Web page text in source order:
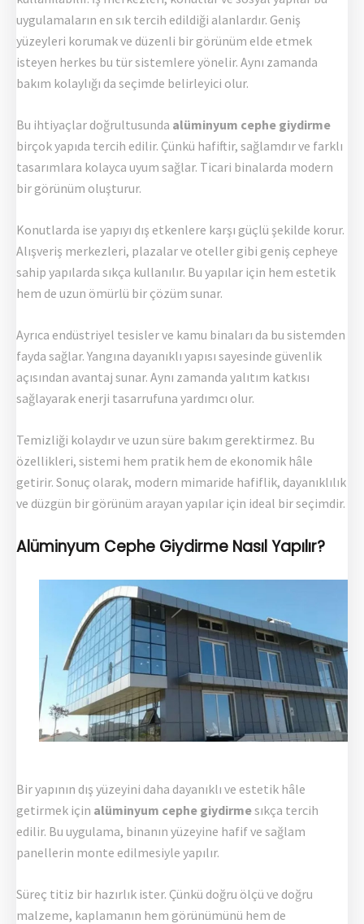
uygulamaların en sık tercih edildiği alanlardır. Geniş
yüzeyleri korumak ve düzenli bir görünüm elde etmek
isteyen herkes bu tür sistemlere yönelir. Aynı zamanda
bakım kolaylığı da seçimde belirleyici olur.
Bu ihtiyaçlar doğrultusunda alüminyum cephe giydirme
birçok yapıda tercih edilir. Çünkü hafiftir, sağlamdır ve farklı
tasarımlara kolayca uyum sağlar. Ticari binalarda modern
bir görünüm oluşturur.
Konutlarda ise yapıyı dış etkenlere karşı güçlü şekilde korur.
Alışveriş merkezleri, plazalar ve oteller gibi geniş cepheye
sahip yapılarda sıkça kullanılır. Bu yapılar için hem estetik
hem de uzun ömürlü bir çözüm sunar.
Ayrıca endüstriyel tesisler ve kamu binaları da bu sistemden
fayda sağlar. Yangına dayanıklı yapısı sayesinde güvenlik
açısından avantaj sunar. Aynı zamanda yalıtım katkısı
sağlayarak enerji tasarrufuna yardımcı olur.
Temizliği kolaydır ve uzun süre bakım gerektirmez. Bu
özellikleri, sistemi hem pratik hem de ekonomik hâle
getirir. Sonuç olarak, modern mimaride hafiflik, dayanıklılık
ve düzgün bir görünüm arayan yapılar için ideal bir seçimdir.
Alüminyum Cephe Giydirme Nasıl Yapılır?
Bir yapının dış yüzeyini daha dayanıklı ve estetik hâle
getirmek için alüminyum cephe giydirmesıkça tercih
edilir. Bu uygulama, binanın yüzeyine hafif ve sağlam
panellerin monte edilmesiyle yapılır.
Süreç titiz bir hazırlık ister. Çünkü doğru ölçü ve doğru
malzeme, kaplamanın hem görünümünü hem de